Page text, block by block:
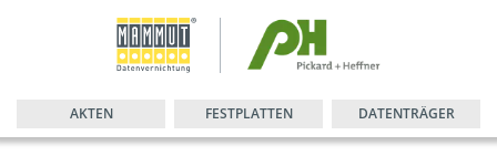
AKTEN FESTPLATTEN DATENTRÄGER